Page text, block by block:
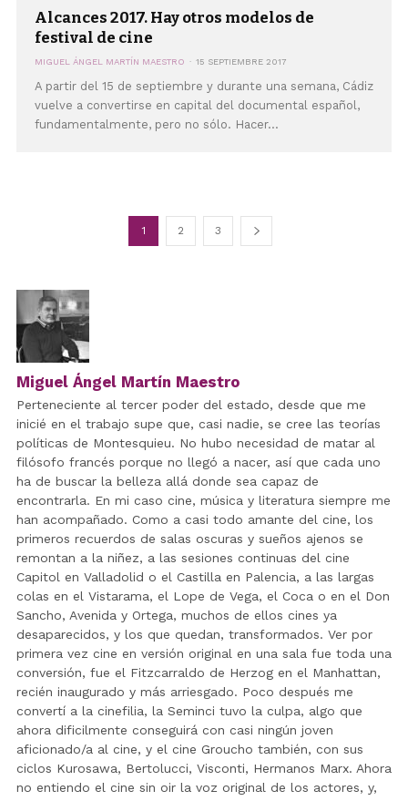
Alcances 2017. Hay otros modelos de
festival de cine
MIGUEL ÁNGEL MARTÍN MAESTRO 15 SEPTIEMBRE 2017
A partir del 15 de septiembre y durante una semana, Cádiz
vuelve a convertirse en capital del documental español,
fundamentalmente, pero no sólo. Hacer...
1 2 3
Miguel Ángel Martín Maestro
Perteneciente al tercer poder del estado, desde que me
inicié en el trabajo supe que, casi nadie, se cree las teorías
políticas de Montesquieu. No hubo necesidad de matar al
filósofo francés porque no llegó a nacer, así que cada uno
ha de buscar la belleza allá donde sea capaz de
encontrarla. En mi caso cine, música y literatura siempre me
han acompañado. Como a casi todo amante del cine, los
primeros recuerdos de salas oscuras y sueños ajenos se
remontan a la niñez, a las sesiones continuas del cine
Capitol en Valladolid o el Castilla en Palencia, a las largas
colas en el Vistarama, el Lope de Vega, el Coca o en el Don
Sancho, Avenida y Ortega, muchos de ellos cines ya
desaparecidos, y los que quedan, transformados. Ver por
primera vez cine en versión original en una sala fue toda una
conversión, fue el Fitzcarraldo de Herzog en el Manhattan,
recién inaugurado y más arriesgado. Poco después me
convertí a la cinefilia, la Seminci tuvo la culpa, algo que
ahora dificilmente conseguirá con casi ningún joven
aficionado/a al cine, y el cine Groucho también, con sus
ciclos Kurosawa, Bertolucci, Visconti, Hermanos Marx. Ahora
no entiendo el cine sin oir la voz original de los actores, y,